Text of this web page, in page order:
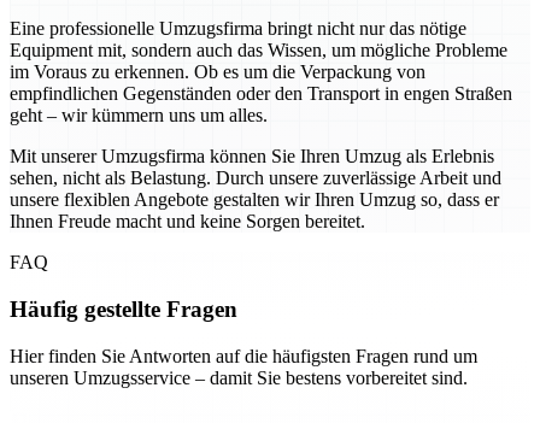
Eine professionelle Umzugsfirma bringt nicht nur das nötige
Equipment mit, sondern auch das Wissen, um mögliche Probleme
im Voraus zu erkennen. Ob es um die Verpackung von
empfindlichen Gegenständen oder den Transport in engen Straßen
geht – wir kümmern uns um alles.
Mit unserer Umzugsfirma können Sie Ihren Umzug als Erlebnis
sehen, nicht als Belastung. Durch unsere zuverlässige Arbeit und
unsere flexiblen Angebote gestalten wir Ihren Umzug so, dass er
Ihnen Freude macht und keine Sorgen bereitet.
FAQ
Häufig gestellte Fragen
Hier finden Sie Antworten auf die häufigsten Fragen rund um
unseren Umzugsservice – damit Sie bestens vorbereitet sind.